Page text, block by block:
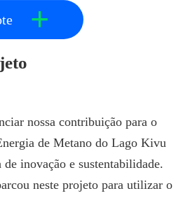
+
nossa contribuição para o
de Metano do Lago Kivu
inovação e sustentabilidade.
neste projeto para utilizar o